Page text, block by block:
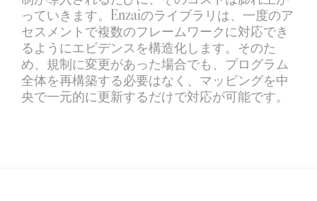
っていきます。Enzaiのライブラリは、一度のア
セスメントで複数のフレームワークに対応でき
るようにエビデンスを構造化します。そのた
め、規制に変更があった場合でも、プログラム
全体を再構築する必要はなく、マッピングを中
央で一元的に更新するだけで対応が可能です。